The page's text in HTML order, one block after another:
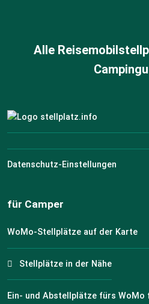
Alle
Datenschutz-Einstellungen
für Camper
WoMo-Stellplätze auf der Karte
Stellplätze in der Nähe
Ein- und Abstellplätze fürs WoMo